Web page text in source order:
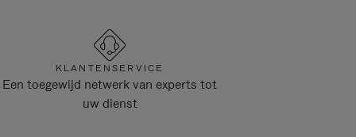
KLANTENSERVICE
Een toegewijd netwerk van experts tot
uw dienst